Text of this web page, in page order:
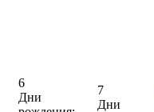
6
Дни
7
Дни